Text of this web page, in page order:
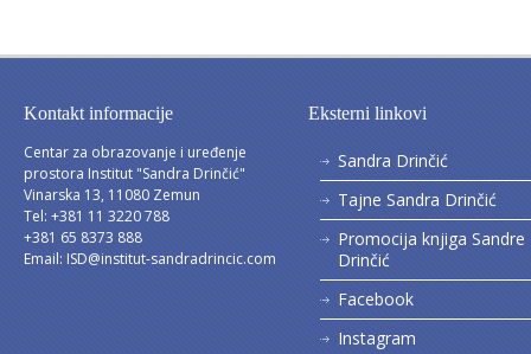
Kontakt informacije
Centar za obrazovanje i uređenje
prostora Institut "Sandra Drinčić"
Vinarska 13, 11080 Zemun
Tel: +381 11 3220 788
+381 65 8373 888
Email: ISD@institut-sandradrincic.com
Eksterni linkovi
Sandra Drinčić
Tajne Sandra Drinčić
Promocija knjiga Sandre
Drinčić
Facebook
Instagram